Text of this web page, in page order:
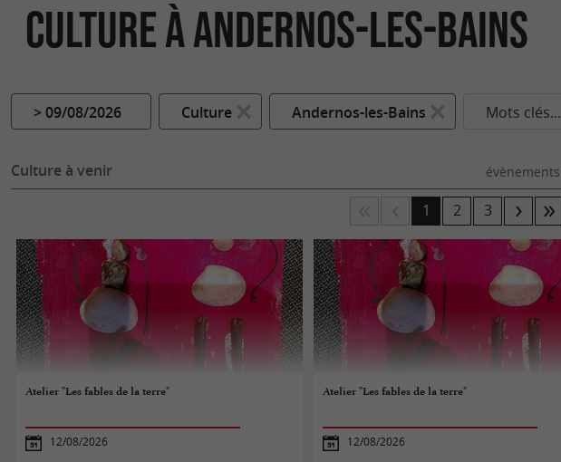
Culture à Andernos-les-Bains
> 09/08/2026 Culture Andernos-les-Bains Mots clés...
Culture à venir évènements
1 2 3
Atelier "Les fables de la terre"
12/08/2026
Atelier "Les fables de la terre"
12/08/2026